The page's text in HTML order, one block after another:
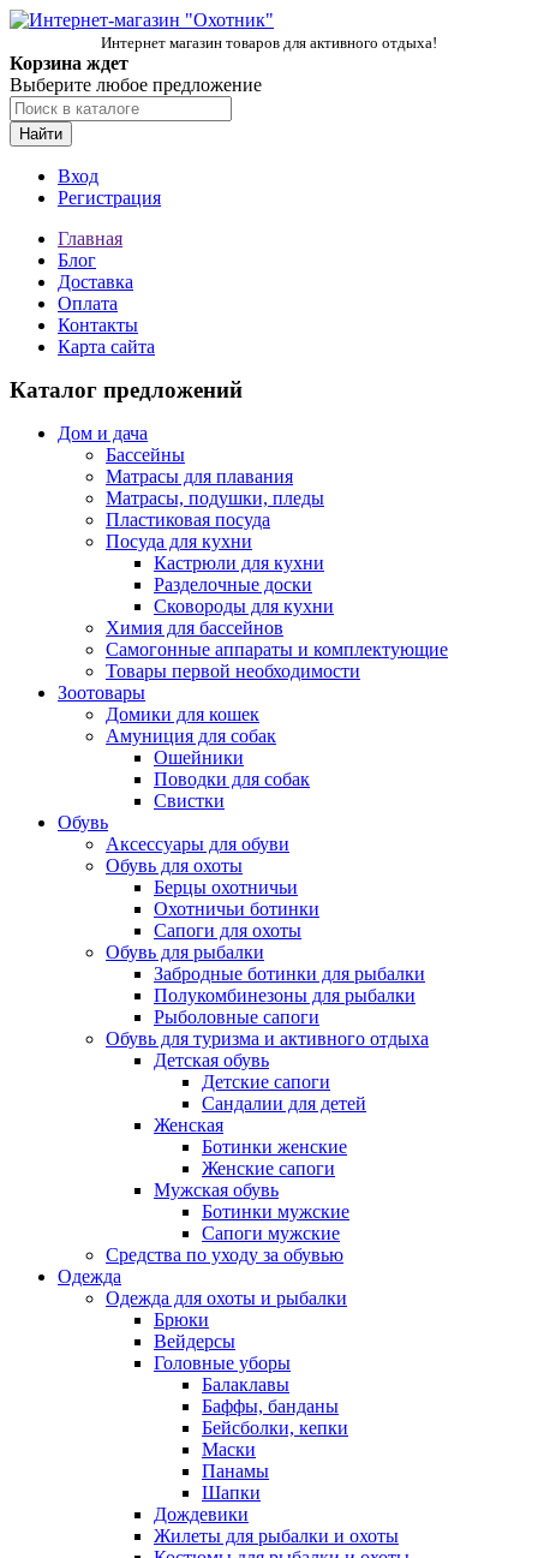
Интернет магазин товаров для активного отдыха!
Корзина ждет
Выберите любое предложение
Найти
Вход
Регистрация
Главная
Блог
Доставка
Оплата
Контакты
Карта сайта
Каталог предложений
Дом и дача
Бассейны
Матрасы для плавания
Матрасы, подушки, пледы
Пластиковая посуда
Посуда для кухни
Кастрюли для кухни
Разделочные доски
Сковороды для кухни
Химия для бассейнов
Самогонные аппараты и комплектующие
Товары первой необходимости
Зоотовары
Домики для кошек
Амуниция для собак
Ошейники
Поводки для собак
Свистки
Обувь
Аксессуары для обуви
Обувь для охоты
Берцы охотничьи
Охотничьи ботинки
Сапоги для охоты
Обувь для рыбалки
Забродные ботинки для рыбалки
Полукомбинезоны для рыбалки
Рыболовные сапоги
Обувь для туризма и активного отдыха
Детская обувь
Детские сапоги
Сандалии для детей
Женская
Ботинки женские
Женские сапоги
Мужская обувь
Ботинки мужские
Сапоги мужские
Средства по уходу за обувью
Одежда
Одежда для охоты и рыбалки
Брюки
Вейдерсы
Головные уборы
Балаклавы
Баффы, банданы
Бейсболки, кепки
Маски
Панамы
Шапки
Дождевики
Жилеты для рыбалки и охоты